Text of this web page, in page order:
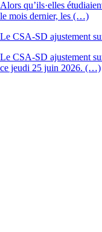
Alors qu’ils·elles
le mois dernier, les (…)
Le CSA-SD ajustement
Le CSA-SD ajustement
ce jeudi 25 juin 2026. (…)